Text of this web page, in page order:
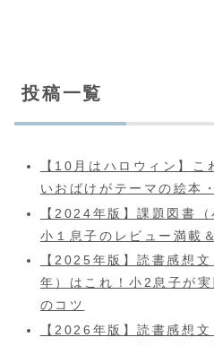
投稿一覧
【10月はハロウィン】こ
いおばけがテーマの絵本
【2024年版】課題図書
小１息子のレビュー満載
【2025年版】読書感想
年）はこれ！小2息子が
のコツ
【2026年版】読書感想